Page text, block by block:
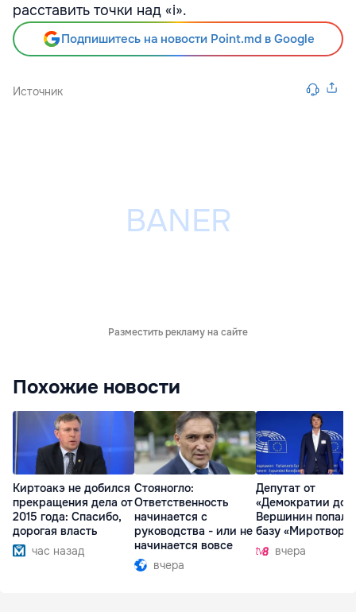
расставить точки над «i».
Подпишитесь на новости Point.md в Google
Источник
Разместить рекламу на сайте
Похожие новости
Киртоакэ не добился
прекращения дела от
2015 года: Спасибо,
дорогая власть
час назад
Стояногло:
Ответственность
начинается с
руководства - или не
начинается вовсе
вчера
Депутат от
«Демократии
Вершинин попал в
базу
вчера